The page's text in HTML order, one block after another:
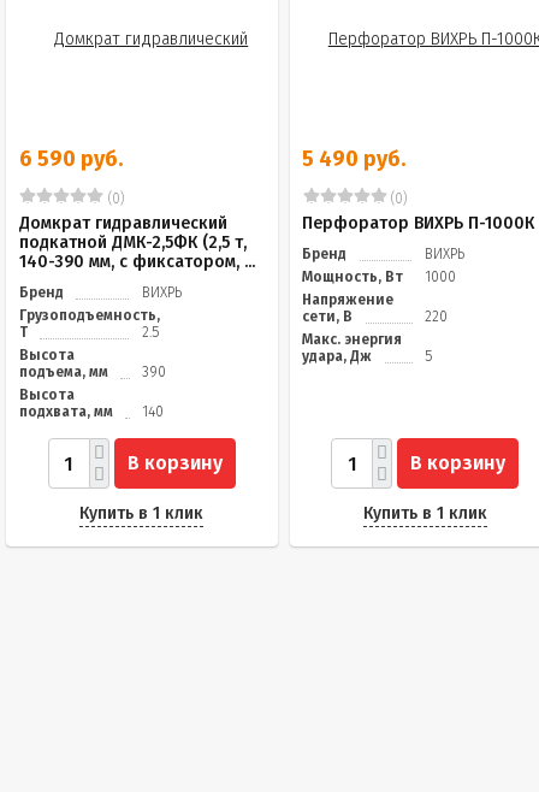
6 590 руб.
(0)
Домкрат гидравлический
подкатной ДМК-2,5ФК (2,5 т,
140-390 мм, с фиксатором, ...
Бренд
ВИХРЬ
Грузоподъемность,
Т
2.5
Высота
подъема, мм
390
Высота
подхвата, мм
140
В корзину
Купить в 1 клик
5 490 руб.
(0)
Перфоратор ВИХРЬ П-1000К
Бренд
ВИХРЬ
Мощность, Вт
1000
Напряжение
сети, В
220
Макс. энергия
удара, Дж
5
В корзину
Купить в 1 клик